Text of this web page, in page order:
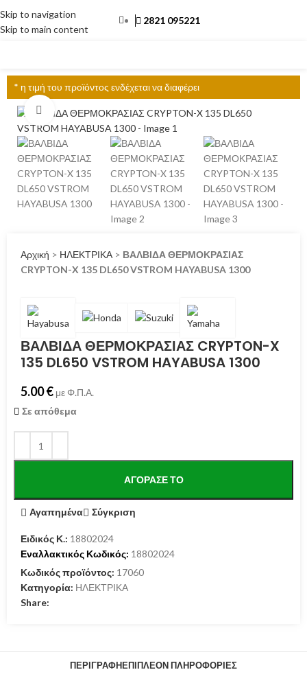
Skip to navigation
Skip to main content
2821 095221
* η τιμή του προϊόντος ενδέχεται να διαφέρει
Click to enlarge
Αρχική > ΗΛΕΚΤΡΙΚΑ > ΒΑΛΒΙΔΑ ΘΕΡΜΟΚΡΑΣΙΑΣ
CRYPTON-X 135 DL650 VSTROM HAYABUSA 1300
ΒΑΛΒΙΔΑ ΘΕΡΜΟΚΡΑΣΙΑΣ CRYPTON-X
135 DL650 VSTROM HAYABUSA 1300
5.00€ με Φ.Π.Α.
Σε απόθεμα
ΑΓΌΡΑΣΕ ΤΟ
Αγαπημένα Σύγκριση
Ειδικός Κ.: 18802024
Εναλλακτικός Κωδικός: 18802024
Κωδικός προϊόντος: 17060
Κατηγορία: ΗΛΕΚΤΡΙΚΑ
Share:
ΠΕΡΙΓΡΑΦΉΕΠΙΠΛΈΟΝ ΠΛΗΡΟΦΟΡΊΕΣ